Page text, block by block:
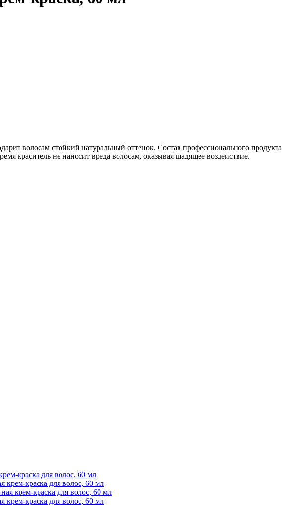
волосам стойкий натуральный оттенок. Состав профессионального продукта
краситель не наносит вреда волосам, оказывая щадящее воздействие.
краска для волос, 60 мл
краска для волос, 60 мл
крем-краска для волос, 60 мл
краска для волос, 60 мл